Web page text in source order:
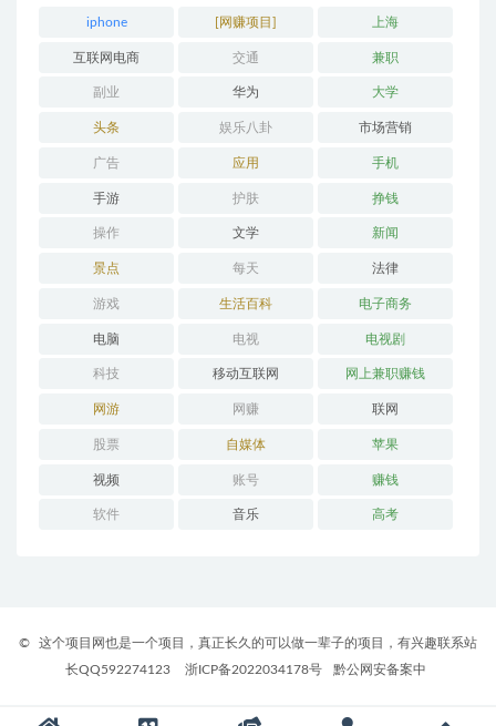
iphone [网赚项目] 上海
互联网电商 交通 兼职
副业 华为 大学
头条 娱乐八卦 市场营销
广告 应用 手机
手游 护肤 挣钱
操作 文学 新闻
景点 每天 法律
游戏 生活百科 电子商务
电脑 电视 电视剧
科技 移动互联网 网上兼职赚钱
网游 网赚 联网
股票 自媒体 苹果
视频 账号 赚钱
软件 音乐 高考
©
这个项目网也是一个项目，真正长久的可以做一辈子的项目，有兴趣联系站
长QQ592274123
浙ICP备2022034178号 黔公网安备案中